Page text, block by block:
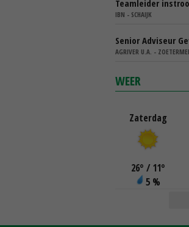
Teamleider
IBN - SCHAIJK
Senior Adviseur
AGRIVER U.A. -
WEER
Zaterdag
26° / 11°
5 %